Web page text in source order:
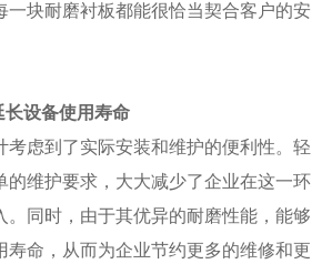
一块耐磨衬板都能很恰当契合客户的安
长设备使用寿命
考虑到了实际安装和维护的便利性。轻
的维护要求，大大减少了企业在这一环
。同时，由于其优异的耐磨性能，能够
寿命，从而为企业节约更多的维修和更